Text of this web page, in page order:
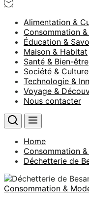
Alimentation &
Consommation
Éducation &
Maison & Habitat
Santé & Bien-être
Société & Culture
Technologie &
Voyage &
Nous contacter
Home
Consommation
Déchetterie de
Consommation &